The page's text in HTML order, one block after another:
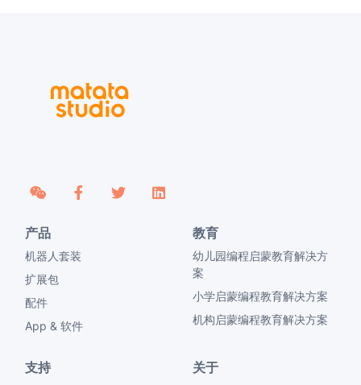
产品
机器人套装
扩展包
配件
App & 软件
教育
幼儿园编程启蒙教育解决方
案
小学启蒙编程教育解决方案
机构启蒙编程教育解决方案
支持 关于